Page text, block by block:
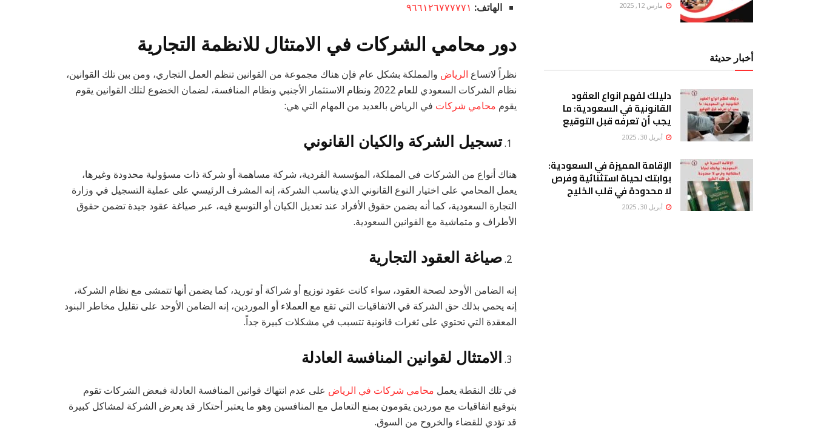
الهاتف: ٩٦٦١٢٦٧٧٧٧٧١
دور محامي الشركات في الامتثال للانظمة التجارية
نظراً لاتساع الرياض والمملكة بشكل عام فإن هناك مجموعة من القوانين تنظم العمل التجاري، ومن بين تلك القوانين،
نظام الشركات السعودي للعام 2022 ونظام الاستثمار الأجنبي ونظام المنافسة، لضمان الخضوع لتلك القوانين يقوم
يقوم محامي شركات في الرياض بالعديد من المهام التي هي:
تسجيل الشركة والكيان القانوني
هناك أنواع من الشركات في المملكة، المؤسسة الفردية، شركة مساهمة أو شركة ذات مسؤولية محدودة وغيرها،
يعمل المحامي على اختيار النوع القانوني الذي يناسب الشركة، إنه المشرف الرئيسي على عملية التسجيل في وزارة
التجارة السعودية، كما أنه يضمن حقوق الأفراد عند تعديل الكيان أو التوسع فيه، عبر صياغة عقود جيدة تضمن حقوق
الأطراف و متماشية مع القوانين السعودية.
صياغة العقود التجارية
إنه الضامن الأوحد لصحة العقود، سواء كانت عقود توزيع أو شراكة أو توريد، كما يضمن أنها تتمشى مع نظام الشركة،
إنه يحمي بذلك حق الشركة في الاتفاقيات التي تقع مع العملاء أو الموردين، إنه الضامن الأوحد على تقليل مخاطر البنود
المعقدة التي تحتوي على ثغرات قانونية تتسبب في مشكلات كبيرة جداً.
الامتثال لقوانين المنافسة العادلة
في تلك النقطة يعمل محامي شركات في الرياض على عدم انتهاك قوانين المنافسة العادلة فبعض الشركات تقوم
بتوقيع اتفاقيات مع موردين يقومون بمنع التعامل مع المنافسين وهو ما يعتبر أحتكار قد يعرض الشركة لمشاكل كبيرة
قد تؤدي للقضاء والخروح من السوق.
مارس 12, 2025
أخبار حديثة
دليلك لفهم انواع العقود
القانونية في السعودية: ما
يجب أن تعرفه قبل التوقيع
أبريل 30, 2025
الإقامة المميزة في السعودية:
بوابتك لحياة استثنائية وفرص
لا محدودة في قلب الخليج
أبريل 30, 2025